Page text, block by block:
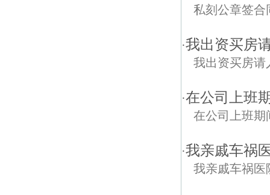
私刻公章签合
·我出资买房
我出资买房请
·在公司上班
在公司上班期
·我亲戚车祸
我亲戚车祸医